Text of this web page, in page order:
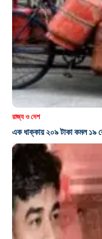
রাজ্য ও দেশ
এক ধাক্কায় ২০৯ টাকা কমল ১৯